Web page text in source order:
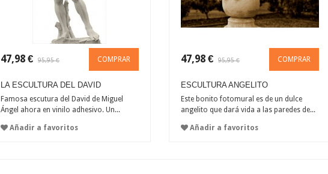
COMPRAR
47,98 € 95,95 €
LA ESCULTURA DEL DAVID
Famosa escutura del David de Miguel
Ángel ahora en vinilo adhesivo. Un...
Añadir a favoritos
COMPRAR
47,98 € 95,95 €
ESCULTURA ANGELITO
Este bonito fotomural es de un dulce
angelito que dará vida a las paredes de...
Añadir a favoritos